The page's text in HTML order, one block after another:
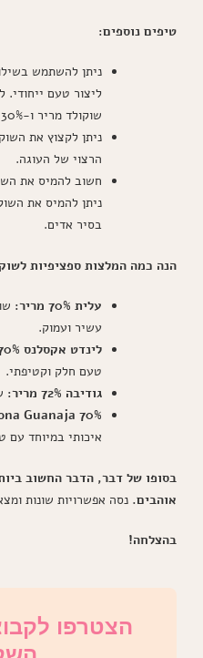
טיפים נוספים:
ניתן להשתמש
שוקולד מריר ו-30% שוקולד חלב.
ניתן לקצוץ את
הרצוי של העוגה.
חשוב להמיס את
ניתן להמיס את
בסיר אדים.
הנה כמה המלצות ספציפיות
עלית 70% מריר:
עשיר ועמוק.
לינדט אקסלנס 70%:
טעם חלק וקטיפתי.
גודיבה 72% מריר:
Guanaja 70%:
איכותי במיוחד עם
בסופו של דבר, הדבר החשוב
אוהבים. נסה אפשרויות שונות
בהצלחה!
הצטרפו